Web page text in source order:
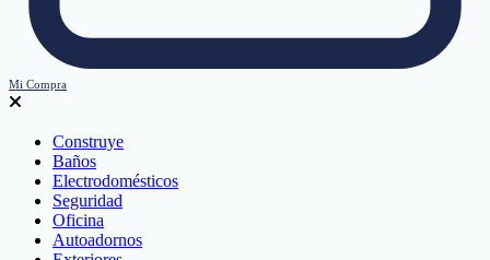
Mi Compra
Construye
Baños
Electrodomésticos
Seguridad
Oficina
Autoadornos